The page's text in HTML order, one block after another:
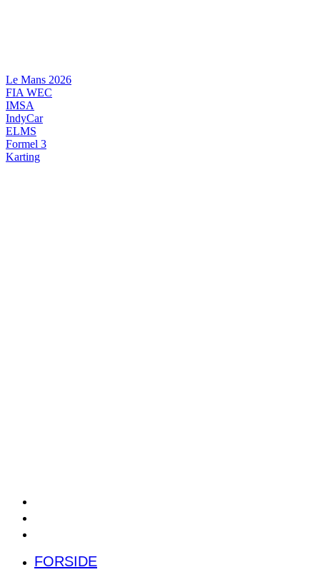
Le Mans 2026
FIA WEC
IMSA
IndyCar
ELMS
Formel 3
Karting
FORSIDE